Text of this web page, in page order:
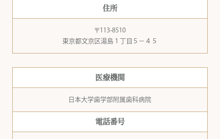
住所
〒113-8510
東京都文京区湯島１丁目５−４５
医療機関
日本大学歯学部附属歯科病院
電話番号